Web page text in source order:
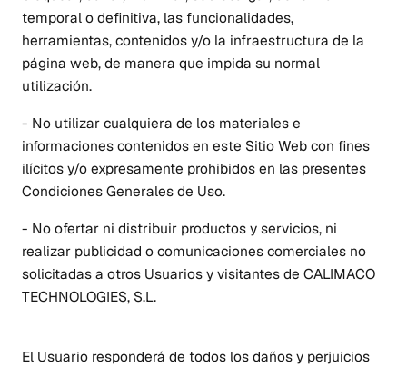
temporal o definitiva, las funcionalidades,
herramientas, contenidos y/o la infraestructura de la
página web, de manera que impida su normal
utilización.
- No utilizar cualquiera de los materiales e
informaciones contenidos en este Sitio Web con fines
ilícitos y/o expresamente prohibidos en las presentes
Condiciones Generales de Uso.
- No ofertar ni distribuir productos y servicios, ni
realizar publicidad o comunicaciones comerciales no
solicitadas a otros Usuarios y visitantes de CALIMACO
TECHNOLOGIES, S.L.
El Usuario responderá de todos los daños y perjuicios